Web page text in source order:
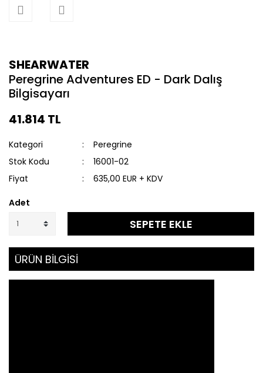
SHEARWATER
Peregrine Adventures ED - Dark Dalış
Bilgisayarı
41.814 TL
Kategori
Peregrine
Stok Kodu
16001-02
Fiyat
635,00 EUR + KDV
Adet
SEPETE EKLE
ÜRÜN BİLGİSİ